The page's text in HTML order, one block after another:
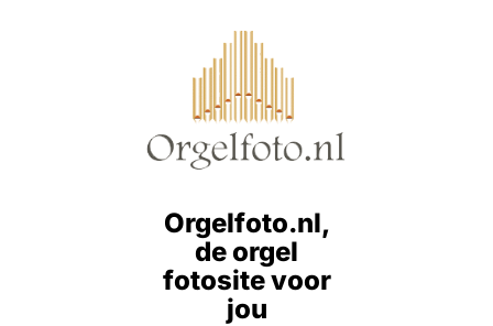
Orgelfoto.nl,
de orgel
fotosite voor
jou